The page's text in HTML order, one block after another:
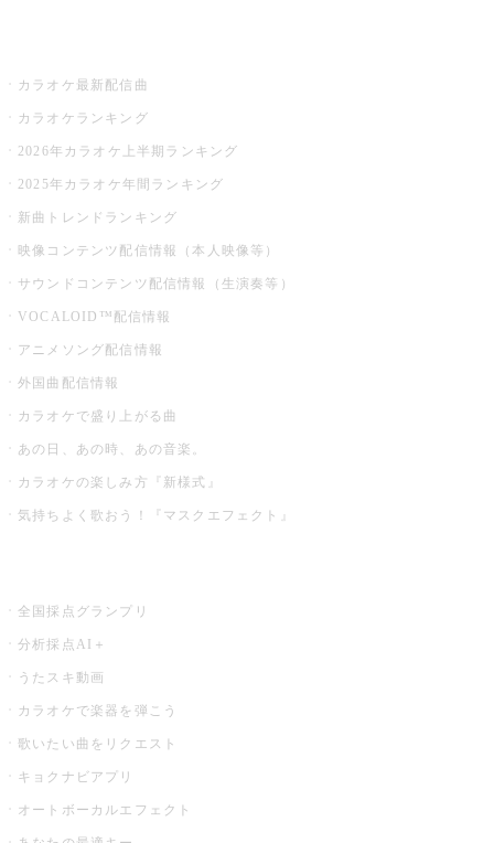
カラオケ最新配信曲
カラオケランキング
2026年カラオケ上半期ランキング
2025年カラオケ年間ランキング
新曲トレンドランキング
映像コンテンツ配信情報（本人映像等）
サウンドコンテンツ配信情報（生演奏等）
VOCALOID™配信情報
アニメソング配信情報
外国曲配信情報
カラオケで盛り上がる曲
あの日、あの時、あの音楽。
カラオケの楽しみ方『新様式』
気持ちよく歌おう！『マスクエフェクト』
全国採点グランプリ
分析採点AI＋
うたスキ動画
カラオケで楽器を弾こう
歌いたい曲をリクエスト
キョクナビアプリ
オートボーカルエフェクト